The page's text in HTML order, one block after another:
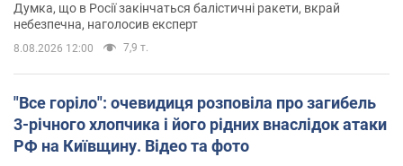
Думка, що в Росії закінчаться балістичні ракети, вкрай
небезпечна, наголосив експерт
8.08.2026 12:00 7,9 т.
"Все горіло": очевидиця розповіла про загибель
3-річного хлопчика і його рідних внаслідок атаки
РФ на Київщину. Відео та фото